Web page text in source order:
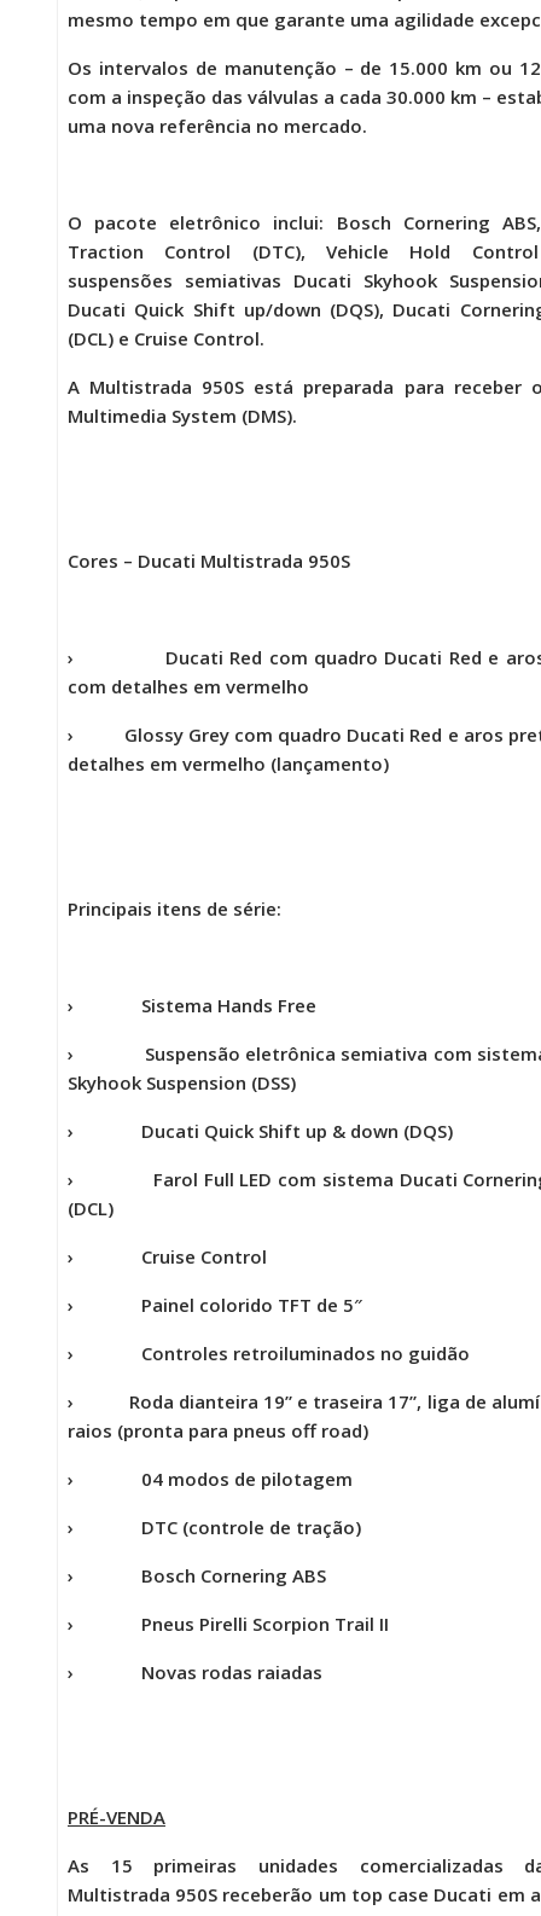
mesmo tempo em que garante uma agilidade
Os intervalos de manutenção – de 15.000 km ou
com a inspeção das válvulas a cada 30.000 km –
uma nova referência no mercado.
O pacote eletrônico inclui: Bosch Cornering
Traction Control (DTC), Vehicle Hold Control
suspensões semiativas Ducati Skyhook
Ducati Quick Shift up/down (DQS), Ducati
(DCL) e Cruise Control.
A Multistrada 950S está preparada para receber
Multimedia System (DMS).
Cores – Ducati Multistrada 950S
› Ducati Red com quadro Ducati Red e
com detalhes em vermelho
› Glossy Grey com quadro Ducati Red e aros
detalhes em vermelho (lançamento)
Principais itens de série:
› Sistema Hands Free
› Suspensão eletrônica semiativa com
Skyhook Suspension (DSS)
› Ducati Quick Shift up & down (DQS)
› Farol Full LED com sistema Ducati
(DCL)
› Cruise Control
› Painel colorido TFT de 5″
› Controles retroiluminados no guidão
› Roda dianteira 19” e traseira 17”, liga de
raios (pronta para pneus off road)
› 04 modos de pilotagem
› DTC (controle de tração)
› Bosch Cornering ABS
› Pneus Pirelli Scorpion Trail II
› Novas rodas raiadas
PRÉ-VENDA
As 15 primeiras unidades comercializadas
Multistrada 950S receberão um top case Ducati em